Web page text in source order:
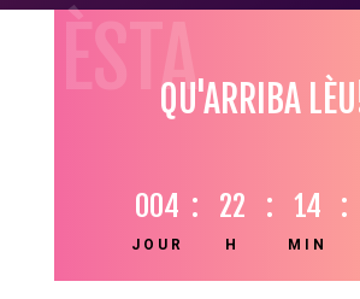
HÈSTAQU'ARRIBA
004
JOUR
: 22
H
: 14
MIN
: